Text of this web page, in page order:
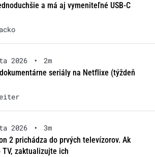
a má aj vymeniteľné USB-C
2026 •
2m
seriály na Netflixe (týždeň
2026 •
3m
2 prichádza do prvých televízorov. Ak
zaktualizujte ich